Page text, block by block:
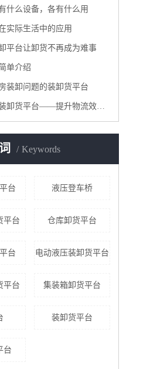
什么设备，各有什么用
实际生活中的应用
平台让卸货不再成为难事
单介绍
装卸问题的装卸货平台
货平台——提升物流效率的关键
Keywords
台 液压登车桥
平台 仓库卸货平台
台 电动液压装卸货平台
平台 集装箱卸货平台
装卸货平台
台